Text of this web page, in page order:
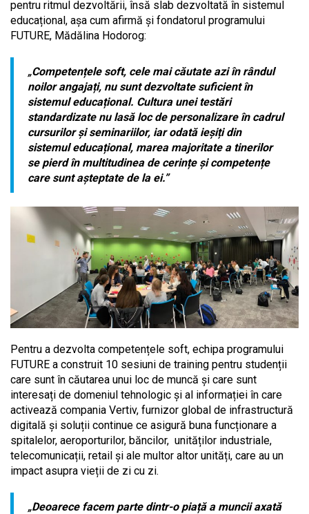
pentru ritmul dezvoltării, însă slab dezvoltată în sistemul
educațional, așa cum afirmă și fondatorul programului
FUTURE, Mădălina Hodorog:
„Competențele soft, cele mai căutate azi în rândul
noilor angajați, nu sunt dezvoltate suficient în
sistemul educațional. Cultura unei testări
standardizate nu lasă loc de personalizare în cadrul
cursurilor și seminariilor, iar odată ieșiți din
sistemul educațional, marea majoritate a tinerilor
se pierd în multitudinea de cerințe și competențe
care sunt așteptate de la ei.”
Pentru a dezvolta competențele soft, echipa programului
FUTURE a construit 10 sesiuni de training pentru studenții
care sunt în căutarea unui loc de muncă și care sunt
interesați de domeniul tehnologic și al informației în care
activează compania Vertiv, furnizor global de infrastructură
digitală și soluții continue ce asigură buna funcționare a
spitalelor, aeroporturilor, băncilor, unităților industriale,
telecomunicații, retail și ale multor altor unități, care au un
impact asupra vieții de zi cu zi.
„Deoarece facem parte dintr-o piață a muncii axată